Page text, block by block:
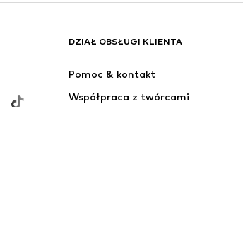
DZIAŁ OBSŁUGI KLIENTA
Pomoc & kontakt
Współpraca z twórcami